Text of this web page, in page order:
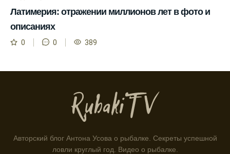
выбирать оптимальное время для рыбной
ловли.
Способ предсказать клев рыбы включает в
подходящее время для ловли хищной
Информация о каждом типе рыбы в
приложении помогает выбрать наилучшие
места для рыбалки.
Латимерия: отражении миллионов лет в фото и
описаниях
0 0 389
Авторский блог Антона Усова о рыбалке. Секреты успешной
ловли круглый год. Видео о рыбалке.